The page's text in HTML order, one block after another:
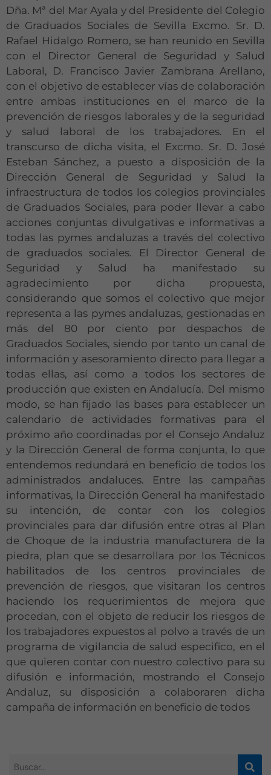
Dña. Mª del Mar Ayala y del Presidente del Colegio
de Graduados Sociales de Sevilla Excmo. Sr. D.
Rafael Hidalgo Romero, se han reunido en Sevilla
con el Director General de Seguridad y Salud
Laboral, D. Francisco Javier Zambrana Arellano,
con el objetivo de establecer vías de colaboración
entre ambas instituciones en el marco de la
prevención de riesgos laborales y de la seguridad
y salud laboral de los trabajadores. En el
transcurso de dicha visita, el Excmo. Sr. D. José
Esteban Sánchez, a puesto a disposición de la
Dirección General de Seguridad y Salud la
infraestructura de todos los colegios provinciales
de Graduados Sociales, para poder llevar a cabo
acciones conjuntas divulgativas e informativas a
todas las pymes andaluzas a través del colectivo
de graduados sociales. El Director General de
Seguridad y Salud ha manifestado su
agradecimiento por dicha propuesta,
considerando que somos el colectivo que mejor
representa a las pymes andaluzas, gestionadas en
más del 80 por ciento por despachos de
Graduados Sociales, siendo por tanto un canal de
información y asesoramiento directo para llegar a
todas ellas, así como a todos los sectores de
producción que existen en Andalucía. Del mismo
modo, se han fijado las bases para establecer un
calendario de actividades formativas para el
próximo año coordinadas por el Consejo Andaluz
y la Dirección General de forma conjunta, lo que
entendemos redundará en beneficio de todos los
administrados andaluces. Entre las campañas
informativas, la Dirección General ha manifestado
su intención, de contar con los colegios
provinciales para dar difusión entre otras al Plan
de Choque de la industria manufacturera de la
piedra, plan que se desarrollara por los Técnicos
habilitados de los centros provinciales de
prevención de riesgos, que visitaran los centros
haciendo los requerimientos de mejora que
procedan, con el objeto de reducir los riesgos de
los trabajadores expuestos al polvo a través de un
programa de vigilancia de salud especifico, en el
que quieren contar con nuestro colectivo para su
difusión e información, mostrando el Consejo
Andaluz, su disposición a colaboraren dicha
campaña de información en beneficio de todos